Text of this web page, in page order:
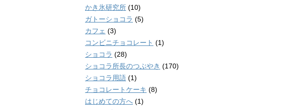
かき氷研究所 (10)
ガトーショコラ (5)
カフェ (3)
コンビニチョコレート (1)
ショコラ (28)
ショコラ所長のつぶやき (170)
ショコラ用語 (1)
チョコレートケーキ (8)
はじめての方へ (1)